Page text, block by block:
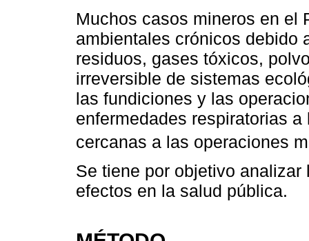
Muchos casos mineros en el
ambientales crónicos debido
residuos, gases tóxicos,
irreversible de sistemas
las fundiciones y las
enfermedades respiratorias
cercanas a las operaciones
Se tiene por objetivo
efectos en la salud pública.